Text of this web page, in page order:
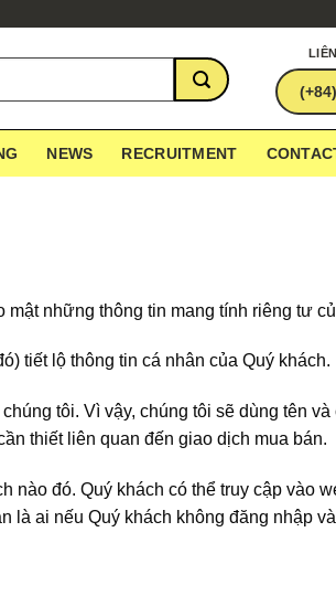
NEWS RECRUITMENT
những thông tin mang tính riêng tư
tiết lộ thông tin cá nhân của Quý khách.
tôi. Vì vậy, chúng tôi sẽ dùng tên
thiết liên quan đến giao dịch mua bán.
đó. Quý khách có thể truy cập vào
là ai nếu Quý khách không đăng nhập